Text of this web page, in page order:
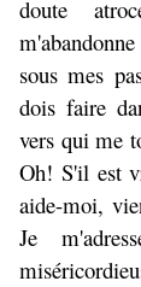
doute
sous mes
dois faire
vers qui me
Oh! S'il est
aide-moi,
Je